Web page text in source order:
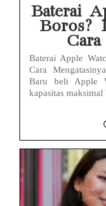
Baterai
Boros?
Baterai Apple
Cara
Baru beli Apple
kapasitas